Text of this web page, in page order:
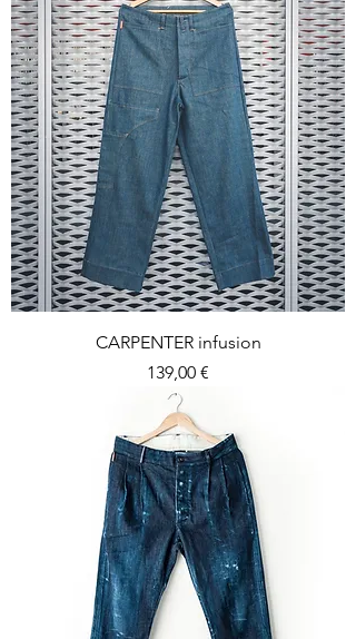
CARPENTER infusion
Prezzo
139,00 €